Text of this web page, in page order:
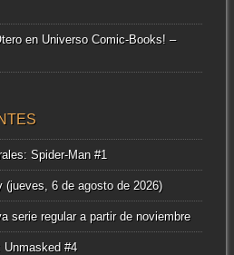
en Universo Comic-Books! –
Spider-Man #1
(jueves, 6 de agosto de 2026)
serie regular a partir de noviembre
Unmasked #4